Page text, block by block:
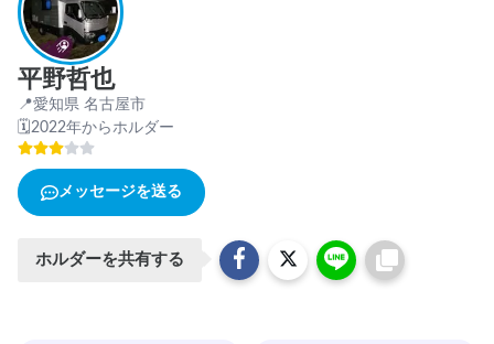
平野哲也
📍愛知県 名古屋市
🗓2022年からホルダー
メッセージを送る
ホルダーを共有する